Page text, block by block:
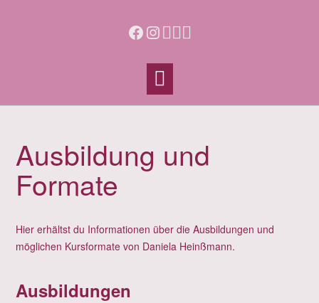
Facebook
Instagram
Ausbildung und
Formate
Hier erhältst du Informationen über die Ausbildungen und
möglichen Kursformate von Daniela Heinßmann.
Ausbildungen